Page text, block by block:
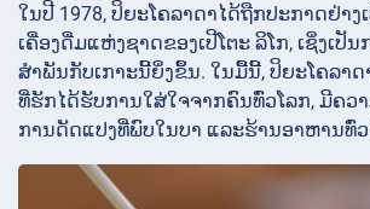
ໃນປີ 1978, ປິຍະໂຄລາດາໄດ້ຖືກປະກາດຢ່າງ
ເຄື່ອງດື່ມແຫ່ງຊາດຂອງເປີໂຕະ ລິໂກ, ເຊິ່ງເປັ
ສຳພັນກັບເກາະນີ້ຍິ່ງຂຶ້ນ. ໃນມື້ນີ້, ປິຍະໂຄລາດ
ທີ່ຮັກໄດ້ຮັບການໃສ່ໃຈຈາກຄົນທົ່ວໂລກ, ມີຄວ
ການດັດແປງທີ່ພົບໃນບາ ແລະຮ້ານອາຫານທົ່ວ